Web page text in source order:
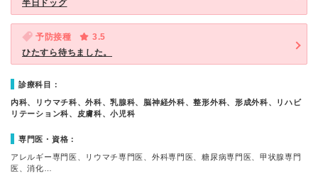
半日ドッグ
予防接種
3.5
ひたすら待ちました。
診療科目：
内科、リウマチ科、外科、乳腺科、脳神経外科、整形外科、形成外科、リハビ
リテーション科、皮膚科、小児科
専門医・資格：
アレルギー専門医、リウマチ専門医、外科専門医、糖尿病専門医、甲状腺専門
医、消化…